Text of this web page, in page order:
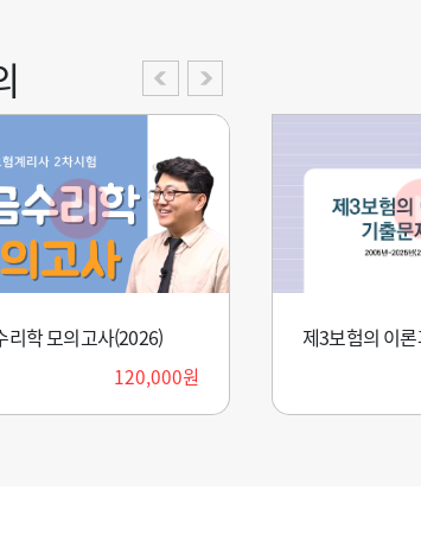
리학 모의고사(2026)
120,000원
금융공학
모형론 총정리(개정1판)
33,300원(37,000원 10%)